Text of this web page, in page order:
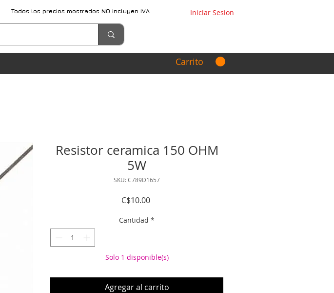
Todos los precios mostrados NO incluyen IVA Iniciar Sesion
Carrito
Resistor ceramica 150 OHM
5W
SKU: C789D1657
C$10.00Precio
Cantidad *
Solo 1 disponible(s)
Agregar al carrito